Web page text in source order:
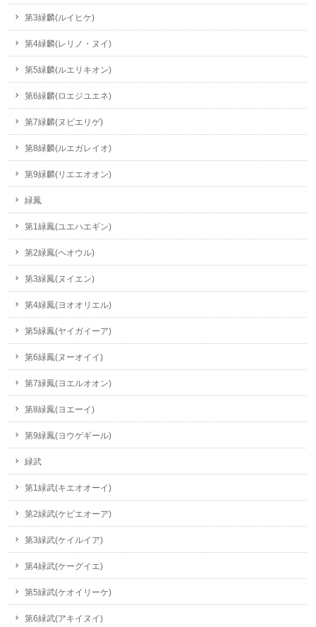
第3緑麟(ルイヒケ)
第4緑麟(レリノ・ヌイ)
第5緑麟(ルエリキオン)
第6緑麟(ロエジユエネ)
第7緑麟(ヌビエリゲ)
第8緑麟(ルエガレイオ)
第9緑麟(リエエオオン)
緑鳳
第1緑鳳(ユエハエギン)
第2緑鳳(ヘオウル)
第3緑鳳(ヌイエン)
第4緑鳳(ヨオオリエル)
第5緑鳳(ヤイガイーア)
第6緑鳳(ヌーオイイ)
第7緑鳳(ヨエルオオン)
第8緑鳳(ヨエーイ)
第9緑鳳(ヨウゲギール)
緑武
第1緑武(キエオオーイ)
第2緑武(ケビエオーア)
第3緑武(ケイルイア)
第4緑武(ケーグイエ)
第5緑武(ケオイリーケ)
第6緑武(アキイヌイ)